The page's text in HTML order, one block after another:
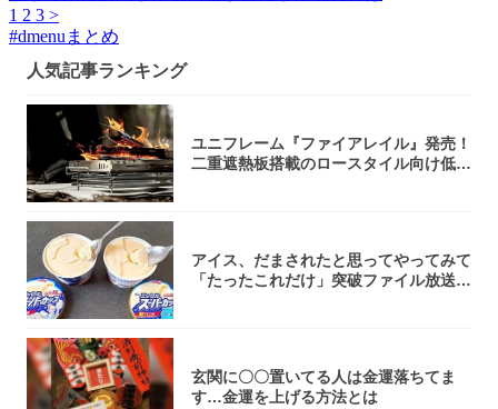
1 2 3 >
#dmenuまとめ
人気記事ランキング
ユニフレーム『ファイアレイル』発売！
二重遮熱板搭載のロースタイル向け低型
アイス、だまされたと思ってやってみて
「たったこれだけ」突破ファイル放送で
玄関に〇〇置いてる人は金運落ちてま
す…金運を上げる方法とは